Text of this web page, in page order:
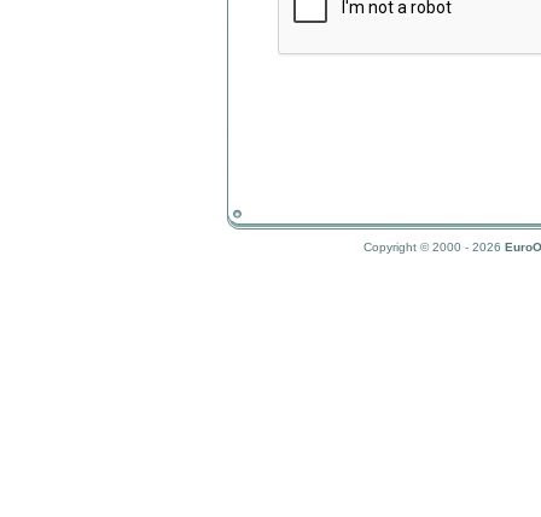
Copyright © 2000 - 2026